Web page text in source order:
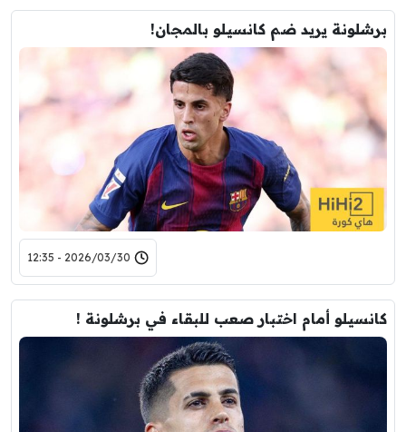
برشلونة يريد ضم كانسيلو بالمجان!
2026/03/30 - 12:35
كانسيلو أمام اختبار صعب للبقاء في برشلونة !